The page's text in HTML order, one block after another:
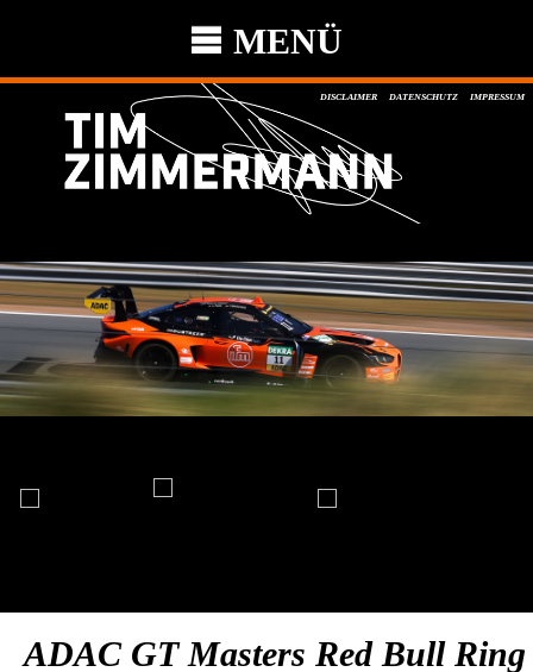
MENÜ
DISCLAIMER DATENSCHUTZ IMPRESSUM
ADAC GT Masters Red Bull Ring